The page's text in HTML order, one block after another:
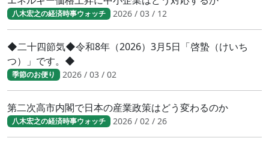
八木宏之の経済時事ウォッチ 2026 / 03 / 12
◆二十四節気◆令和8年（2026）3月5日「啓蟄（けいち
つ）」です。◆
季節のお便り 2026 / 03 / 02
第二次高市内閣で日本の産業政策はどう変わるのか
八木宏之の経済時事ウォッチ 2026 / 02 / 26